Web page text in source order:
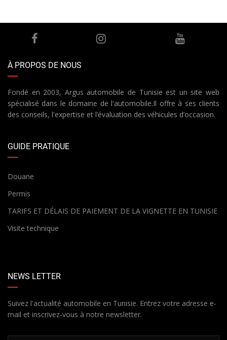
À PROPOS DE NOUS
Fondé en 2003, Argus automobile de Tunisie est un site web
spécialisé dans le domaine de l'automobile.Il offre à ses clients
des conseils, l'expertise et l’évaluation des véhicules d’occasion.
GUIDE PRATIQUE
Douane
Permis
TARIFS ET DÉLAIS DE PAIEMENT DE LA VIGNETTE EN TUNISIE
Visite technique
NEWS LETTER
Suivez l'actualité automobile en Tunisie. Entrez votre adresse e-
mail et inscrivez-vous à notre newsletter.